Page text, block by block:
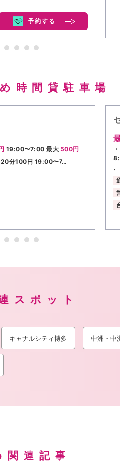
予約する
時間貸駐車場
19:00〜7:00 最大 500円
分100円 19:00〜7…
スポット
キャナルシティ博多 中洲・中
関連記事